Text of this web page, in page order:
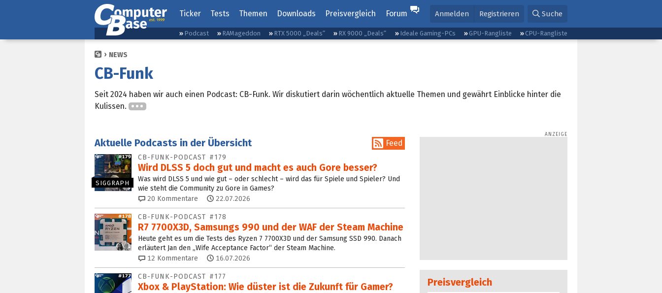
Ticker Tests Themen Downloads Preisvergleich Forum Anmelden Registrieren Suche
Podcast RAMageddon RTX 5000 „Deals“ RX 9000 „Deals“ Ideale Gaming-PCs GPU-Rangliste CPU-Rangliste
NEWS
CB-Funk
Seit 2024 haben wir auch einen Podcast: CB-Funk. Wir diskutiert darin wöchentlich aktuelle Themen und gewährt Einblicke hinter die
Kulissen.
Aktuelle Podcasts in der Übersicht Feed
SIGGRAPH
CB-FUNK-PODCAST #179
Wird DLSS 5 doch gut und macht es auch Gore besser?
Was wird DLSS 5 und wie gut – oder schlecht – wird das für Spiele und Spieler? Und
wie steht die Community zu Gore in Games?
20 Kommentare 22.07.2026
CB-FUNK-PODCAST #178
R7 7700X3D, Samsungs 990 und der WAF der Steam Machine
Heute geht es um die Tests des Ryzen 7 7700X3D und der Samsung SSD 990. Danach
erläutert Jan den „Wife Acceptance Factor“ der Steam Machine.
12 Kommentare 16.07.2026
CB-FUNK-PODCAST #177
Xbox & PlayStation: Wie düster ist die Zukunft für Gamer? Preisvergleich